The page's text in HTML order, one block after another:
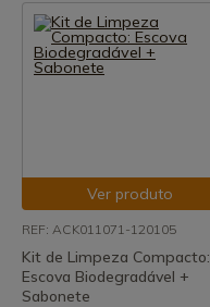
Ver produto
REF: ACK011071-120105
Kit de Limpeza Compacto:
Escova Biodegradável +
Sabonete